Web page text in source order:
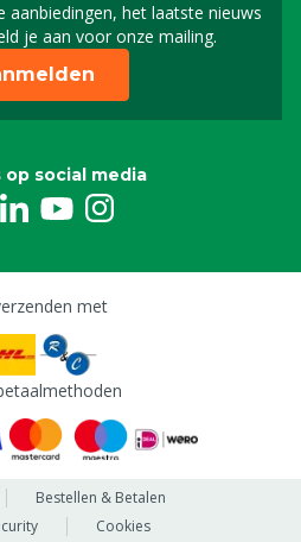
aanbiedingen, het laatste nieuws
je aan voor onze mailing.
Schrijf je in voor onze
op social media
met
Bestellen & Betalen
Cookies